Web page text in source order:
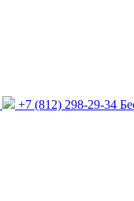
+7 (812) 298-29-34